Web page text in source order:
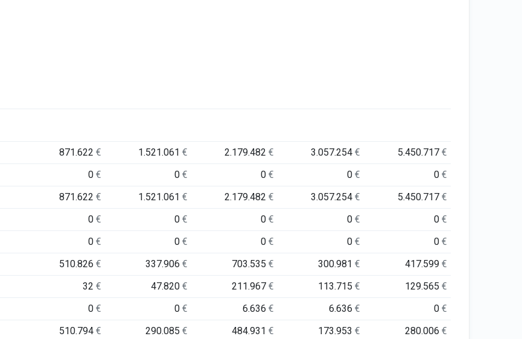
871.622€ 1.521.061€ 2.179.482€ 3.057.254€ 5.450.717€
0€ 0€ 0€ 0€ 0€
871.622€ 1.521.061€ 2.179.482€ 3.057.254€ 5.450.717€
0€ 0€ 0€ 0€ 0€
0€ 0€ 0€ 0€ 0€
510.826€ 337.906€ 703.535€ 300.981€ 417.599€
32€ 47.820€ 211.967€ 113.715€ 129.565€
0€ 0€ 6.636€ 6.636€ 0€
510.794€ 290.085€ 484.931€ 173.953€ 280.006€